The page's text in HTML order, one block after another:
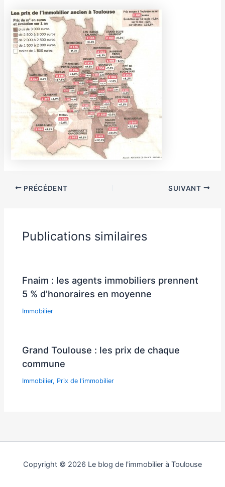
PRÉCÉDENT SUIVANT
Publications similaires
Fnaim : les agents immobiliers prennent
5 % d’honoraires en moyenne
Immobilier
Grand Toulouse : les prix de chaque
commune
Immobilier, Prix de l'immobilier
Copyright © 2026 Le blog de l'immobilier à Toulouse